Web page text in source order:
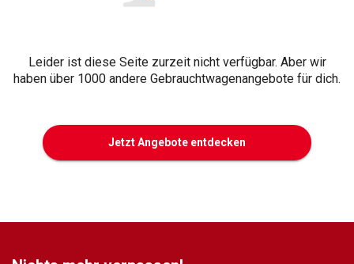
Leider ist diese Seite zurzeit nicht verfügbar. Aber wir
haben über 1000 andere Gebrauchtwagenangebote für dich.
Jetzt Angebote entdecken